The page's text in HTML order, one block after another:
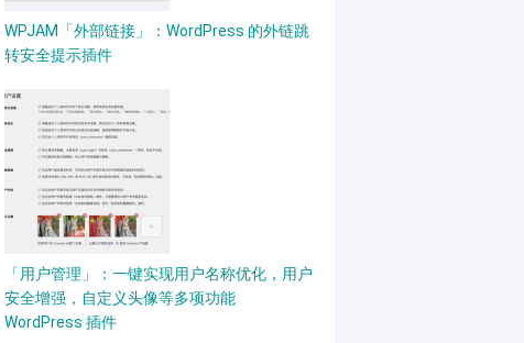
WPJAM「外部链接」：WordPress 的外链跳
转安全提示插件
「用户管理」：一键实现用户名称优化，用户
安全增强，自定义头像等多项功能
WordPress 插件